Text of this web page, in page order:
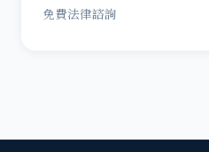
免費法律諮詢